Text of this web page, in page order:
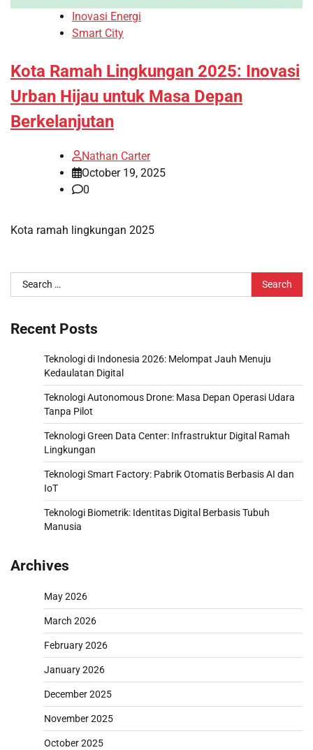
Inovasi Energi
Smart City
Kota Ramah Lingkungan 2025: Inovasi
Urban Hijau untuk Masa Depan
Berkelanjutan
Nathan Carter
October 19, 2025
0
Kota ramah lingkungan 2025
Search
for:
Recent Posts
Teknologi di Indonesia 2026: Melompat Jauh Menuju
Kedaulatan Digital
Teknologi Autonomous Drone: Masa Depan Operasi Udara
Tanpa Pilot
Teknologi Green Data Center: Infrastruktur Digital Ramah
Lingkungan
Teknologi Smart Factory: Pabrik Otomatis Berbasis AI dan
IoT
Teknologi Biometrik: Identitas Digital Berbasis Tubuh
Manusia
Archives
May 2026
March 2026
February 2026
January 2026
December 2025
November 2025
October 2025